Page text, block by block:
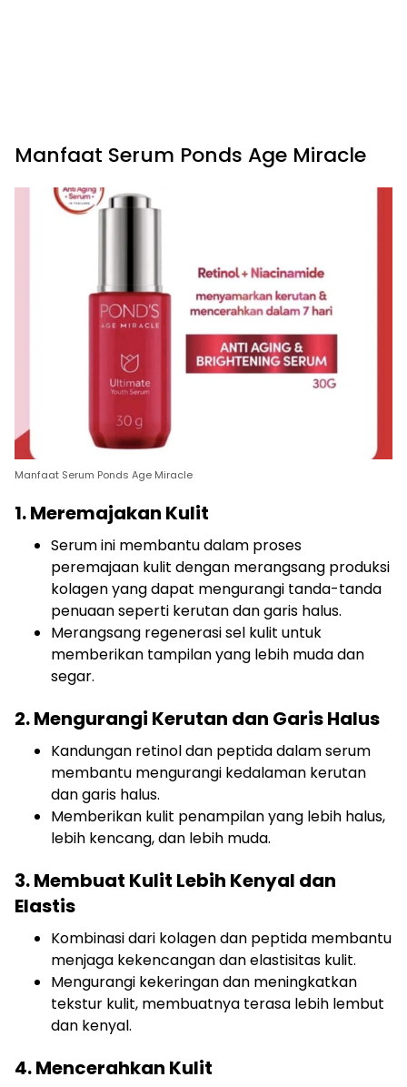
Manfaat Serum Ponds Age Miracle
Manfaat Serum Ponds Age Miracle
1. Meremajakan Kulit
Serum ini membantu dalam proses
peremajaan kulit dengan merangsang produksi
kolagen yang dapat mengurangi tanda-tanda
penuaan seperti kerutan dan garis halus.
Merangsang regenerasi sel kulit untuk
memberikan tampilan yang lebih muda dan
segar.
2. Mengurangi Kerutan dan Garis Halus
Kandungan retinol dan peptida dalam serum
membantu mengurangi kedalaman kerutan
dan garis halus.
Memberikan kulit penampilan yang lebih halus,
lebih kencang, dan lebih muda.
3. Membuat Kulit Lebih Kenyal dan
Elastis
Kombinasi dari kolagen dan peptida membantu
menjaga kekencangan dan elastisitas kulit.
Mengurangi kekeringan dan meningkatkan
tekstur kulit, membuatnya terasa lebih lembut
dan kenyal.
4. Mencerahkan Kulit